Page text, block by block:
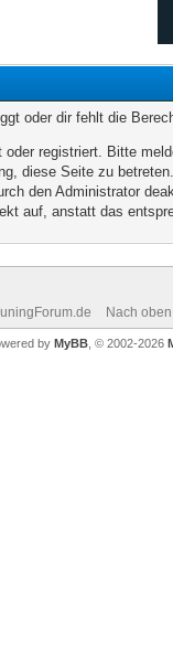
oder dir fehlt die
oder registriert. Bitte
diese Seite zu
den Administrator
auf, anstatt das
Nach oben
by MyBB, © 2002-2026